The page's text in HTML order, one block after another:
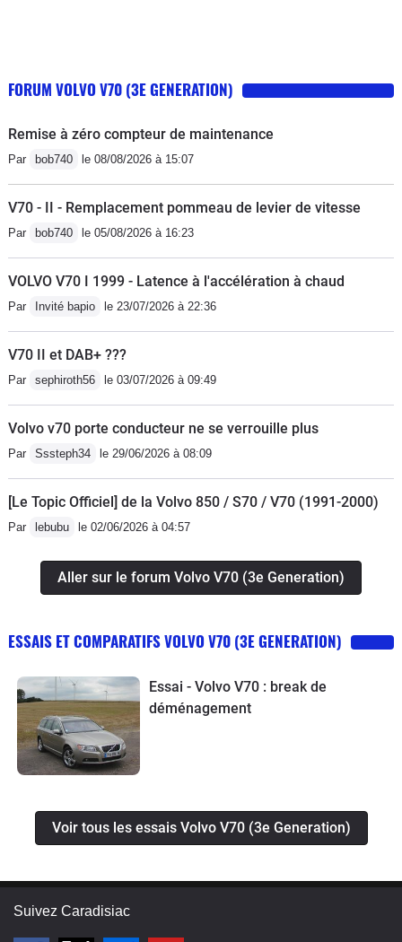
FORUM VOLVO V70 (3E GENERATION)
Remise à zéro compteur de maintenance
Par bob740 le 08/08/2026 à 15:07
V70 - II - Remplacement pommeau de levier de vitesse
Par bob740 le 05/08/2026 à 16:23
VOLVO V70 I 1999 - Latence à l'accélération à chaud
Par Invité bapio le 23/07/2026 à 22:36
V70 II et DAB+ ???
Par sephiroth56 le 03/07/2026 à 09:49
Volvo v70 porte conducteur ne se verrouille plus
Par Sssteph34 le 29/06/2026 à 08:09
[Le Topic Officiel] de la Volvo 850 / S70 / V70 (1991-2000)
Par lebubu le 02/06/2026 à 04:57
Aller sur le forum Volvo V70 (3e Generation)
ESSAIS ET COMPARATIFS VOLVO V70 (3E GENERATION)
Essai - Volvo V70 : break de
déménagement
Voir tous les essais Volvo V70 (3e Generation)
Suivez Caradisiac